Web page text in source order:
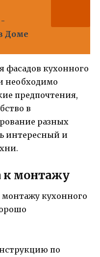
Доме
фасадов кухонного
необходимо
предпочтения,
в
разных
интересный и
к монтажу
кухонного
по